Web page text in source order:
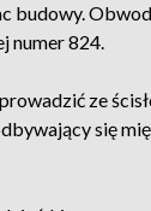
budowy.
numer 824.
ze
się